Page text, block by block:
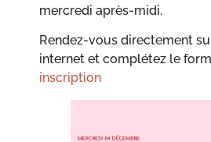
mercredi après-midi.
Rendez-vous directement
internet et complétez le
inscription